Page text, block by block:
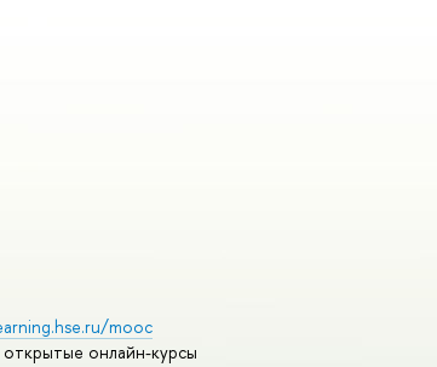
mooc
онлайн-курсы